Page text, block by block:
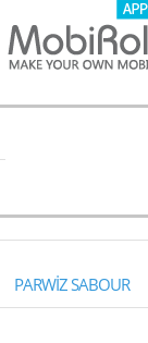
PARWİZ SABOUR